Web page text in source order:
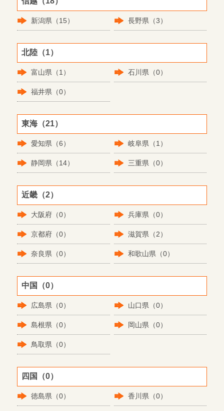
新潟県（15） 長野県（3）
北陸（1）
富山県（1） 石川県（0）
福井県（0）
東海（21）
愛知県（6） 岐阜県（1）
静岡県（14） 三重県（0）
近畿（2）
大阪府（0） 兵庫県（0）
京都府（0） 滋賀県（2）
奈良県（0） 和歌山県（0）
中国（0）
広島県（0） 山口県（0）
島根県（0） 岡山県（0）
鳥取県（0）
四国（0）
徳島県（0） 香川県（0）